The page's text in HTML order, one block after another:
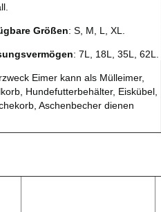
Größen: S, M, L, XL.
: 7L, 18L, 35L, 62L.
Eimer kann als Mülleimer,
Hundefutterbehälter, Eiskübel,
Aschenbecher dienen